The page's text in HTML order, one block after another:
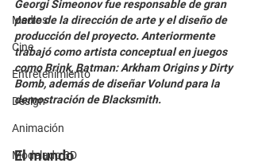
Medios
Cine
Entretenimiento
Design
Animación
Modelado 3D
Georgi Simeonov fue responsable de gran
parte de la dirección de arte y el diseño de
producción del proyecto. Anteriormente
trabajó como artista conceptual en juegos
como Brink, Batman: Arkham Origins y Dirty
Bomb, además de diseñar Volund para la
demostración de Blacksmith.
El mundo